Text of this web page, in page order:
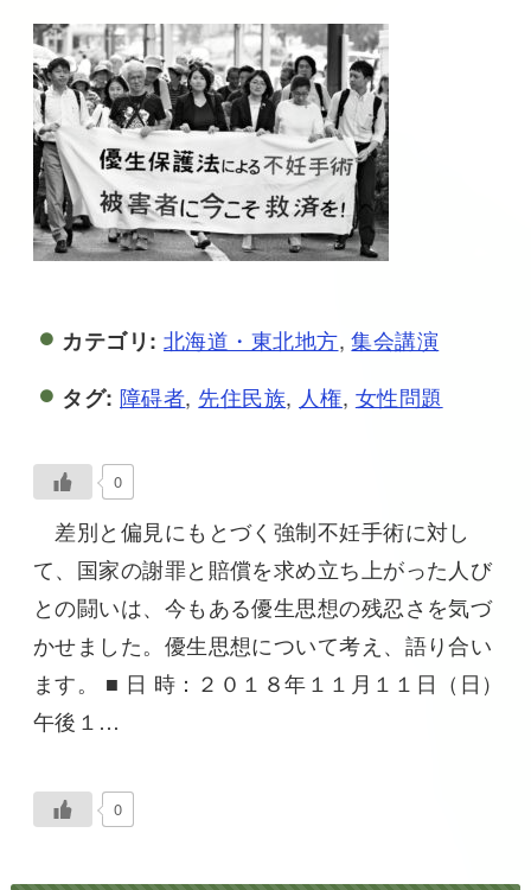
カテゴリ: 北海道・東北地方,集会講演
タグ: 障碍者, 先住民族, 人権, 女性問題
0
差別と偏見にもとづく強制不妊手術に対し
て、国家の謝罪と賠償を求め立ち上がった人び
との闘いは、今もある優生思想の残忍さを気づ
かせました。優生思想について考え、語り合い
ます。 ■ 日 時：２０１８年１１月１１日（日）
午後１…
0